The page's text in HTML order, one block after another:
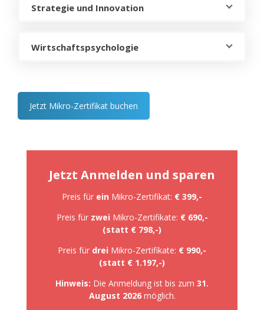
Strategie und Innovation
Wirtschaftspsychologie
Jetzt Mikro-Zertifikat buchen
Jetzt Anmelden und sparen
Preis für ein Mikro-Zertifikat: € 399,-
Preis für zwei Mikro-Zertifikate: € 690,-
(statt € 798,-)
Preis für drei Mikro-Zertifikate: € 990,-
(statt € 1.197,-)
Hinweis: Die Anmeldung ist bis zum 31.
August 2026 möglich.